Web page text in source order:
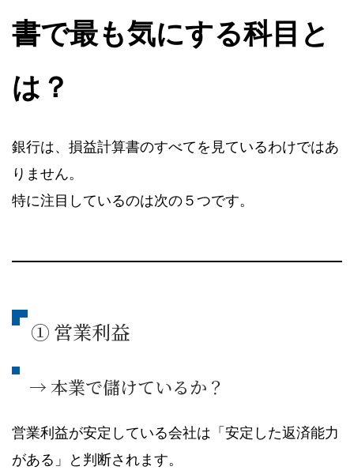
書で最も気にする科目と
は？
銀行は、損益計算書のすべてを見ているわけではあ
りません。
特に注目しているのは次の５つです。
① 営業利益
→ 本業で儲けているか？
営業利益が安定している会社は「安定した返済能力
がある」と判断されます。